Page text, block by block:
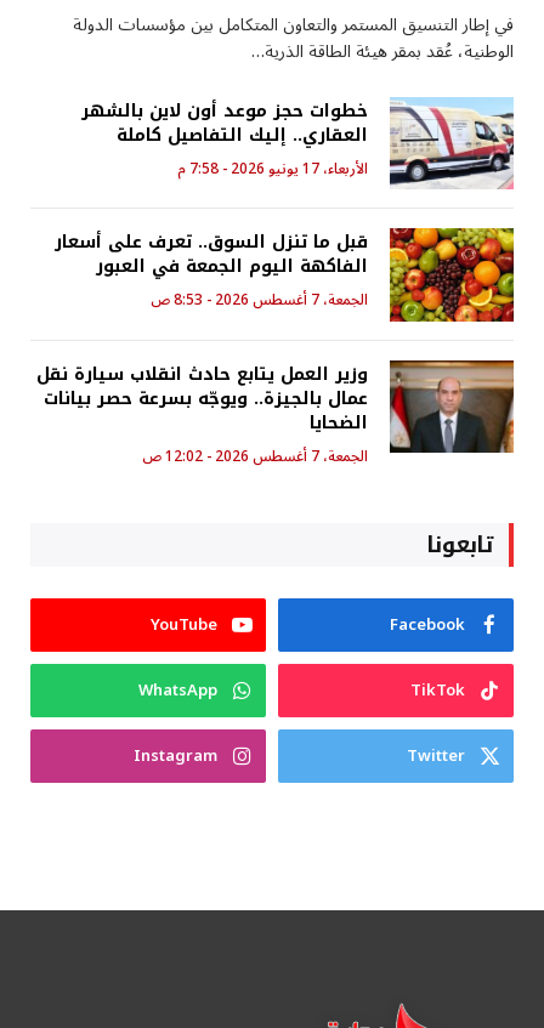
في إطار التنسيق المستمر والتعاون المتكامل بين مؤسسات الدولة
الوطنية، عُقد بمقر هيئة الطاقة الذرية…
خطوات حجز موعد أون لاين بالشهر
العقاري.. إليك التفاصيل كاملة
الأربعاء، 17 يونيو 2026 - 7:58 م
قبل ما تنزل السوق.. تعرف على أسعار
الفاكهة اليوم الجمعة في العبور
الجمعة، 7 أغسطس 2026 - 8:53 ص
وزير العمل يتابع حادث انقلاب سيارة نقل
عمال بالجيزة.. ويوجّه بسرعة حصر بيانات
الضحايا
الجمعة، 7 أغسطس 2026 - 12:02 ص
تابعونا
Facebook
YouTube
TikTok
WhatsApp
Twitter
Instagram